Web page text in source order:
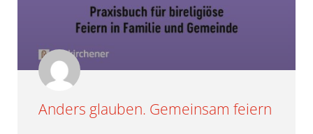
Anders glauben. Gemeinsam feiern